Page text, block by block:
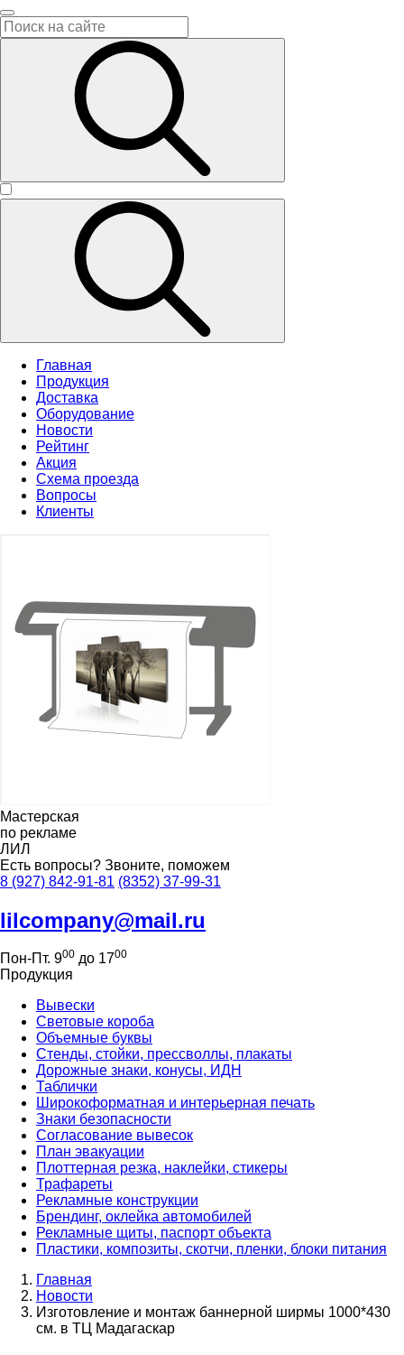
Главная
Продукция
Доставка
Оборудование
Новости
Рейтинг
Акция
Схема проезда
Вопросы
Клиенты
Мастерская
по рекламе
ЛИЛ
Есть вопросы? Звоните, поможем
8 (927) 842-91-81 (8352) 37-99-31
lilcompany@mail.ru
Пон-Пт. 900 до 1700
Продукция
Вывески
Световые короба
Объемные буквы
Стенды, стойки, прессволлы, плакаты
Дорожные знаки, конусы, ИДН
Таблички
Широкоформатная и интерьерная печать
Знаки безопасности
Согласование вывесок
План эвакуации
Плоттерная резка, наклейки, стикеры
Трафареты
Рекламные конструкции
Брендинг, оклейка автомобилей
Рекламные щиты, паспорт объекта
Пластики, композиты, скотчи, пленки, блоки питания
Главная
Новости
Изготовление и монтаж баннерной ширмы 1000*430
см. в ТЦ Мадагаскар